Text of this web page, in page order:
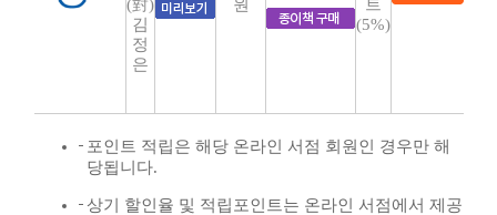
(對)
김
정
은
원
트
(5%)
포인트 적립은 해당 온라인 서점 회원인 경우만 해
당됩니다.
상기 할인율 및 적립포인트는 온라인 서점에서 제공